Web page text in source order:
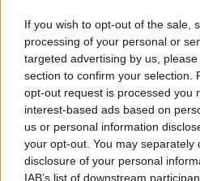
If you wish to opt-out of the sale,
processing of your personal or
targeted advertising by us,
section to confirm your selection.
opt-out request is processed you
interest-based ads based on
us or personal information
your opt-out. You may separately
disclosure of your personal
IAB’s list of downstream